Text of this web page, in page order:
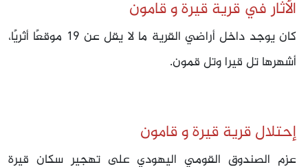
الأثار في قرية قيرة و قامون
كان يوجد داخل أراضي القرية ما لا يقل عن 19 موقعًا أثريًا،
أشهرها تل قيرا وتل قمون.
إحتلال قرية قيرة و قامون
عزم الصندوق القومي اليهودي على تهجير سكان قيرة